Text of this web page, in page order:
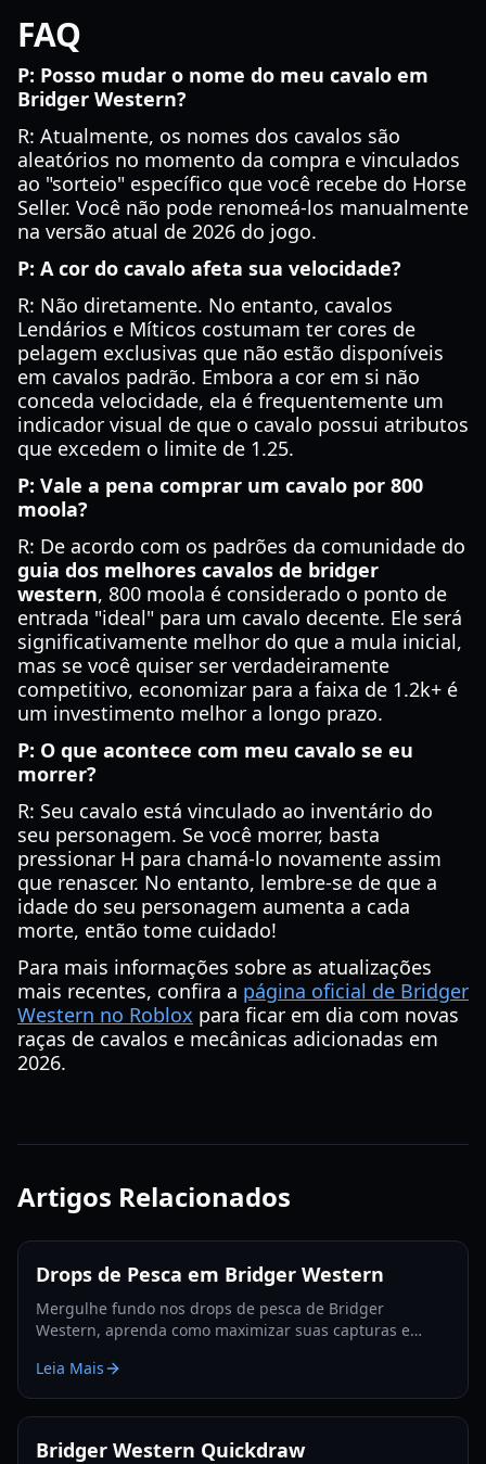
FAQ
P: Posso mudar o nome do meu cavalo em
Bridger Western?
R: Atualmente, os nomes dos cavalos são
aleatórios no momento da compra e vinculados
ao "sorteio" específico que você recebe do Horse
Seller. Você não pode renomeá-los manualmente
na versão atual de 2026 do jogo.
P: A cor do cavalo afeta sua velocidade?
R: Não diretamente. No entanto, cavalos
Lendários e Míticos costumam ter cores de
pelagem exclusivas que não estão disponíveis
em cavalos padrão. Embora a cor em si não
conceda velocidade, ela é frequentemente um
indicador visual de que o cavalo possui atributos
que excedem o limite de 1.25.
P: Vale a pena comprar um cavalo por 800
moola?
R: De acordo com os padrões da comunidade do
guia dos melhores cavalos de bridger
western, 800 moola é considerado o ponto de
entrada "ideal" para um cavalo decente. Ele será
significativamente melhor do que a mula inicial,
mas se você quiser ser verdadeiramente
competitivo, economizar para a faixa de 1.2k+ é
um investimento melhor a longo prazo.
P: O que acontece com meu cavalo se eu
morrer?
R: Seu cavalo está vinculado ao inventário do
seu personagem. Se você morrer, basta
pressionar H para chamá-lo novamente assim
que renascer. No entanto, lembre-se de que a
idade do seu personagem aumenta a cada
morte, então tome cuidado!
Para mais informações sobre as atualizações
mais recentes, confira a página oficial de Bridger
Western no Roblox para ficar em dia com novas
raças de cavalos e mecânicas adicionadas em
2026.
Artigos Relacionados
Drops de Pesca em Bridger Western
Mergulhe fundo nos drops de pesca de Bridger
Western, aprenda como maximizar suas capturas e
Seu guia de pesca definitivo para 2026.
Leia Mais
Bridger Western Quickdraw